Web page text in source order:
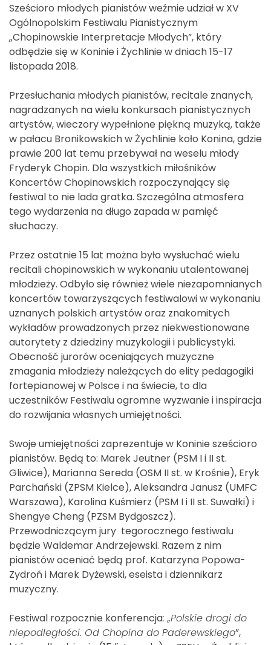
Sześcioro młodych pianistów weźmie udział w XV
Ogólnopolskim Festiwalu Pianistycznym
„Chopinowskie Interpretacje Młodych”, który
odbędzie się w Koninie i Żychlinie w dniach 15-17
listopada 2018.
Przesłuchania młodych pianistów, recitale znanych,
nagradzanych na wielu konkursach pianistycznych
artystów, wieczory wypełnione piękną muzyką, także
w pałacu Bronikowskich w Żychlinie koło Konina, gdzie
prawie 200 lat temu przebywał na weselu młody
Fryderyk Chopin. Dla wszystkich miłośników
Koncertów Chopinowskich rozpoczynający się
festiwal to nie lada gratka. Szczególna atmosfera
tego wydarzenia na długo zapada w pamięć
słuchaczy.
Przez ostatnie 15 lat można było wysłuchać wielu
recitali chopinowskich w wykonaniu utalentowanej
młodzieży. Odbyło się również wiele niezapomnianych
koncertów towarzyszących festiwalowi w wykonaniu
uznanych polskich artystów oraz znakomitych
wykładów prowadzonych przez niekwestionowane
autorytety z dziedziny muzykologii i publicystyki.
Obecność jurorów oceniających muzyczne
zmagania młodzieży należących do elity pedagogiki
fortepianowej w Polsce i na świecie, to dla
uczestników Festiwalu ogromne wyzwanie i inspiracja
do rozwijania własnych umiejętności.
Swoje umiejętności zaprezentuje w Koninie sześcioro
pianistów. Będą to: Marek Jeutner (PSM I i II st.
Gliwice), Marianna Sereda (OSM II st. w Krośnie), Eryk
Parchański (ZPSM Kielce), Aleksandra Janusz (UMFC
Warszawa), Karolina Kuśmierz (PSM I i II st. Suwałki) i
Shengye Cheng (PZSM Bydgoszcz).
Przewodniczącym jury tegorocznego festiwalu
będzie Waldemar Andrzejewski. Razem z nim
pianistów oceniać będą prof. Katarzyna Popowa-
Zydroń i Marek Dyżewski, eseista i dziennikarz
muzyczny.
Festiwal rozpocznie konferencja: „Polskie drogi do
niepodległości. Od Chopina do Paderewskiego”,